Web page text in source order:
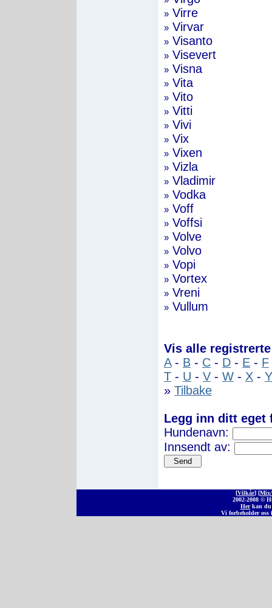
» Virre
» Virvar
» Visanto
» Visevert
» Visna
» Vita
» Vito
» Vitti
» Vivi
» Vix
» Vixen
» Vizla
» Vladimir
» Vodka
» Voff
» Voffsi
» Volve
» Volvo
» Vopi
» Vortex
» Vreni
» Vullum
Vis alle
A- B - C - D - E - F
T - U - V - W - X - Y
» Tilbake
Legg inn ditt eget
Hundenavn:
Innsendt av:
[Vilkår] [Mix/
2002-2008 ©
Herkan du
Vi forbeholder oss